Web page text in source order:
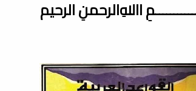
اﷲِالرحمنِ الرحيم